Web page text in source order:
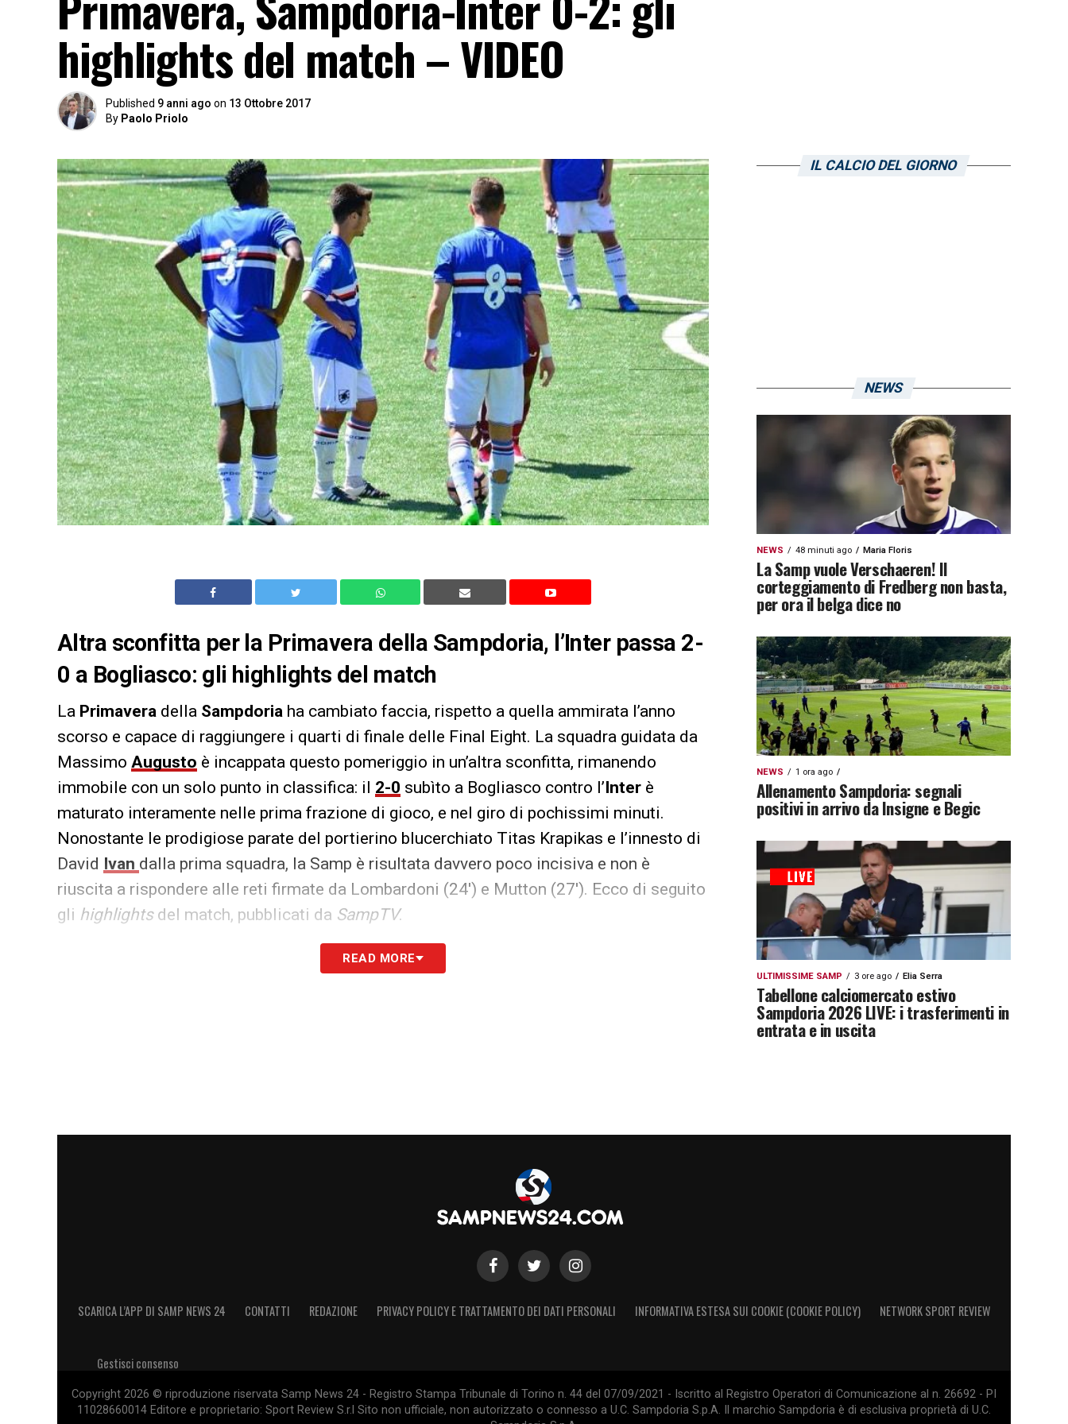
highlights del match – VIDEO
Published 9 anni ago on 13 Ottobre 2017
By Paolo Priolo
Altra sconfitta per la Primavera della Sampdoria, l’Inter passa 2-
0 a Bogliasco: gli highlights del match
La Primavera della Sampdoria ha cambiato faccia, rispetto a quella ammirata l’anno
scorso e capace di raggiungere i quarti di finale delle Final Eight. La squadra guidata da
Massimo Augusto è incappata questo pomeriggio in un’altra sconfitta, rimanendo
immobile con un solo punto in classifica: il 2-0 subìto a Bogliasco contro l’Inter è
maturato interamente nelle prima frazione di gioco, e nel giro di pochissimi minuti.
Nonostante le prodigiose parate del portierino blucerchiato Titas Krapikas e l’innesto di
David Ivan dalla prima squadra, la Samp è risultata davvero poco incisiva e non è
riuscita a rispondere alle reti firmate da Lombardoni (24′) e Mutton (27′). Ecco di seguito
gli highlightsdel match, pubblicati da SampTV.
READ MORE
IL CALCIO DEL GIORNO
NEWS
NEWS 48 minuti ago Maria Floris
La Samp vuole Verschaeren! Il
corteggiamento di Fredberg non basta,
per ora il belga dice no
NEWS 1 ora ago
Allenamento Sampdoria: segnali
positivi in arrivo da Insigne e Begic
ULTIMISSIME SAMP 3 ore ago Elia Serra
Tabellone calciomercato estivo
Sampdoria 2026 LIVE: i trasferimenti in
entrata e in uscita
SCARICA L’APP DI SAMP NEWS 24 CONTATTI REDAZIONE PRIVACY POLICY E TRATTAMENTO DEI DATI PERSONALI INFORMATIVA ESTESA SUI COOKIE (COOKIE POLICY) NETWORK SPORT REVIEW
Gestisci consenso
Copyright 2026 © riproduzione riservata Samp News 24 - Registro Stampa Tribunale di Torino n. 44 del 07/09/2021 - Iscritto al Registro Operatori di Comunicazione al n. 26692 - PI
11028660014 Editore e proprietario: Sport Review S.r.l Sito non ufficiale, non autorizzato o connesso a U.C. Sampdoria S.p.A. Il marchio Sampdoria è di esclusiva proprietà di U.C.